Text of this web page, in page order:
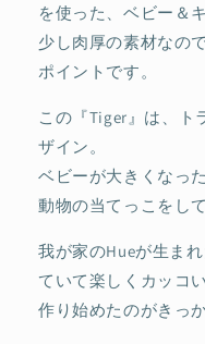
を使った、ベビー＆
少し肉厚の素材なの
ポイントです。
この『Tiger』は、ト
ザイン。
ベビーが大きくなっ
動物の当てっこをし
我が家のHueが生ま
ていて楽しくカッコ
作り始めたのがきっ